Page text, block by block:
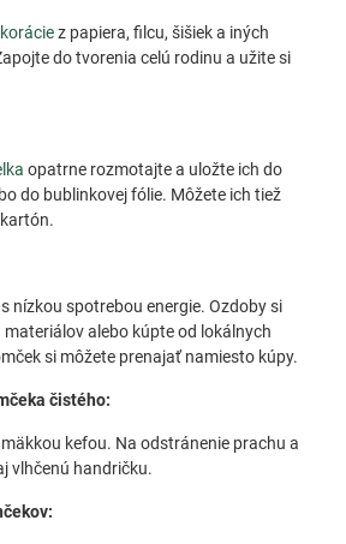
z papiera, filcu, šišiek a iných
do tvorenia celú rodinu a užite si
opatrne rozmotajte a uložte ich do
do bublinkovej fólie. Môžete ich tiež
nízkou spotrebou energie. Ozdoby si
alebo kúpte od lokálnych
si môžete prenajať namiesto kúpy.
čistého:
kefou. Na odstránenie prachu a
vlhčenú handričku.